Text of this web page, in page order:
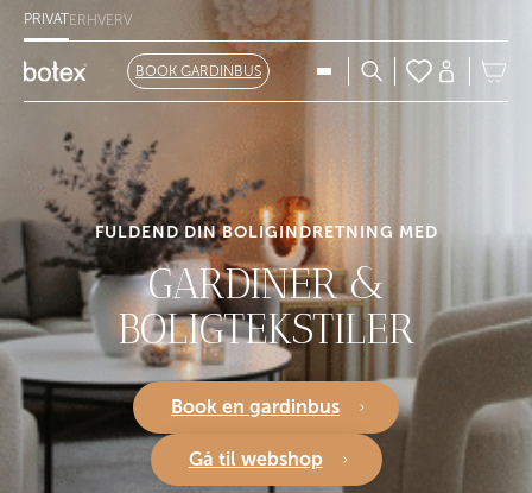
PRIVATERHVERV
BOOK GARDINBUS
FULDEND DIN BOLIGINDRETNING MED
GARDINER&
BOLIGTEKSTILER
Book en gardinbus
Gå til webshop